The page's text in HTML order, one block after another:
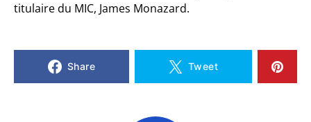
titulaire du MIC, James Monazard.
Share Tweet